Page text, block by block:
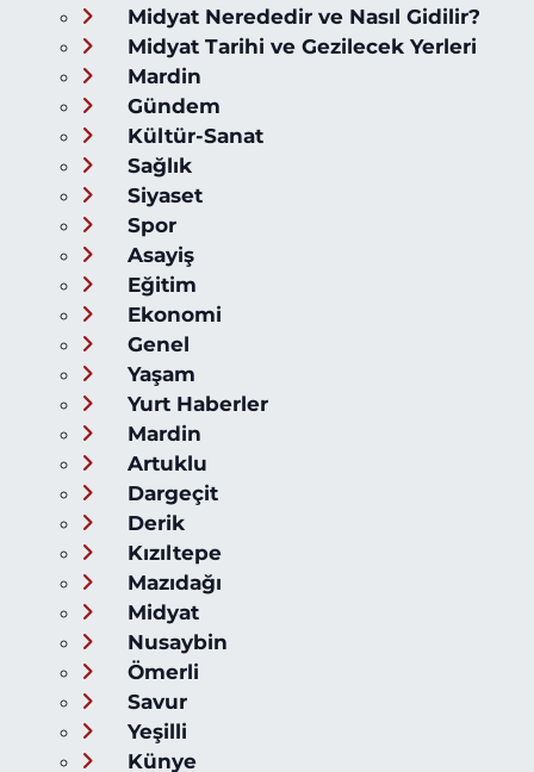
Midyat Nerededir ve Nasıl Gidilir?
Midyat Tarihi ve Gezilecek Yerleri
Mardin
Gündem
Kültür-Sanat
Sağlık
Siyaset
Spor
Asayiş
Eğitim
Ekonomi
Genel
Yaşam
Yurt Haberler
Mardin
Artuklu
Dargeçit
Derik
Kızıltepe
Mazıdağı
Midyat
Nusaybin
Ömerli
Savur
Yeşilli
Künye